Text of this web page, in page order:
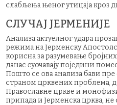
слабљења њеног утицаја кроз
СЛУЧАЈ ЈЕРМЕНИЈЕ
Анализа актуелног удара
режима на Јерменску
корисна за разумевање
данас суочавају поједини
Пошто се ова анализа бави
страном црквених проблема,
Православне цркве и
припада и Јерменска црква, не